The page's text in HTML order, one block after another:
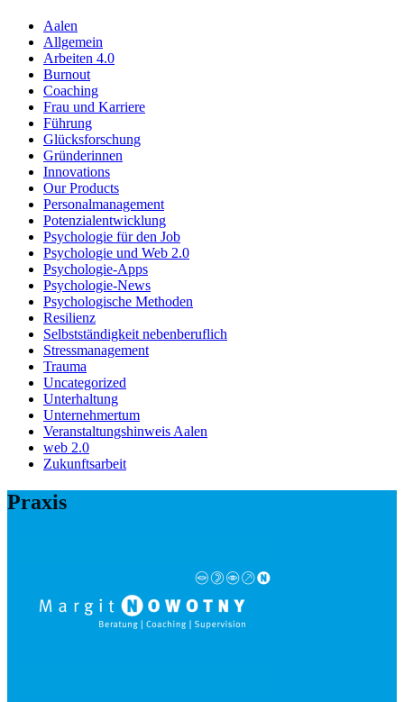
Aalen
Allgemein
Arbeiten 4.0
Burnout
Coaching
Frau und Karriere
Führung
Glücksforschung
Gründerinnen
Innovations
Our Products
Personalmanagement
Potenzialentwicklung
Psychologie für den Job
Psychologie und Web 2.0
Psychologie-Apps
Psychologie-News
Psychologische Methoden
Resilienz
Selbstständigkeit nebenberuflich
Stressmanagement
Trauma
Uncategorized
Unterhaltung
Unternehmertum
Veranstaltungshinweis Aalen
web 2.0
Zukunftsarbeit
Praxis